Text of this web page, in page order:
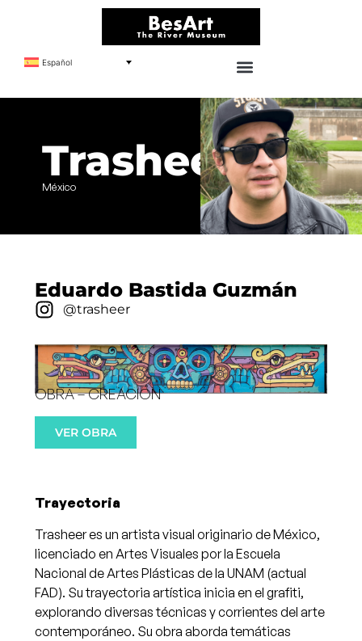
Español
Trasheer
México
Eduardo Bastida Guzmán
@trasheer
OBRA – CREACIÓN
VER OBRA
Trayectoria
Trasheer es un artista visual originario de México,
licenciado en Artes Visuales por la Escuela
Nacional de Artes Plásticas de la UNAM (actual
FAD). Su trayectoria artística inicia en el grafiti,
explorando diversas técnicas y corrientes del arte
contemporáneo. Su obra aborda temáticas